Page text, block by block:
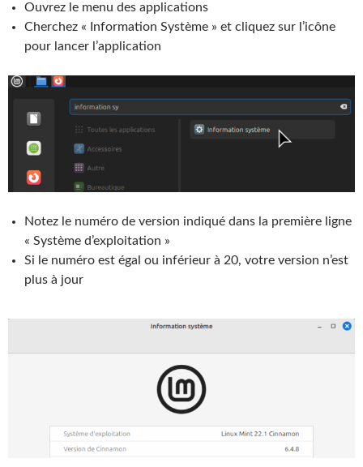
Ouvrez le menu des applications
Cherchez « Information Système » et cliquez sur l’icône
pour lancer l’application
Notez le numéro de version indiqué dans la première ligne
« Système d’exploitation »
Si le numéro est égal ou inférieur à 20, votre version n’est
plus à jour